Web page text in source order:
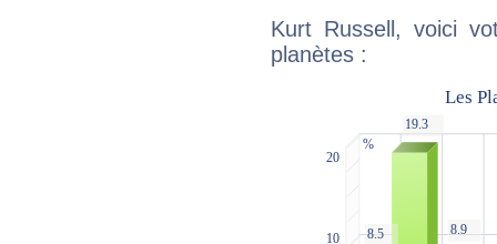
Kurt Russell, voici
planètes :